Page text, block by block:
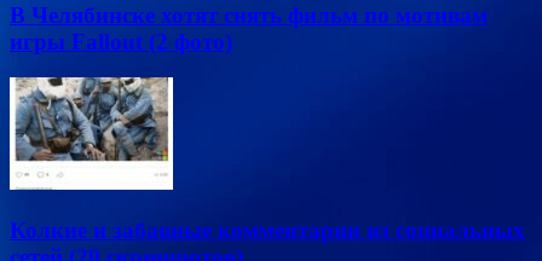
В Челябинске хотят снять фильм по мотивам
игры Fallout (2 фото)
Колкие и забавные комментарии из социальных